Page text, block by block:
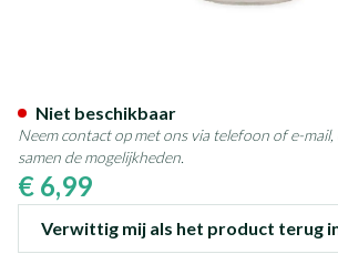
€ 6,99
Verwittig mij als het product terug
Niet beschikbaar
Neem contact op met ons via telefoon of e-
samen de mogelijkheden.